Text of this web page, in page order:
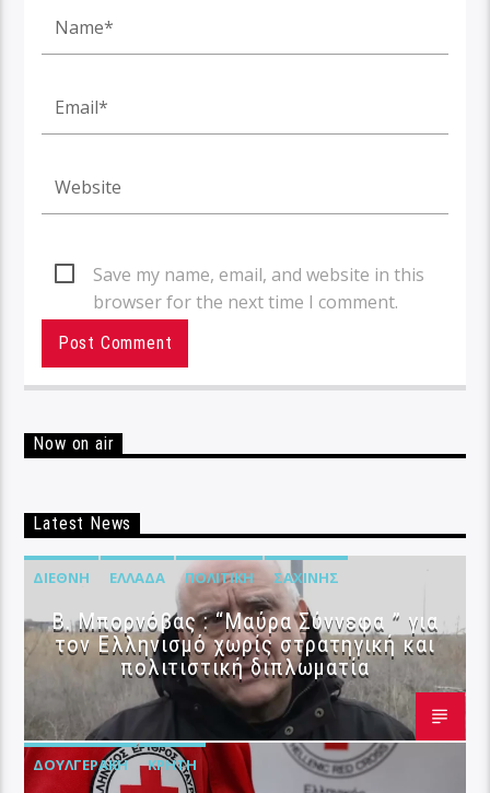
Save my name, email, and website in this
browser for the next time I comment.
Now on air
Latest News
ΔΙΕΘΝΉ ΕΛΛΆΔΑ ΠΟΛΙΤΙΚΉ ΣΑΧΊΝΗΣ
B. Μπορνόβας : “Μαύρα Σύννεφα ” για
τον Ελληνισμό χωρίς στρατηγική και
πολιτιστική διπλωματία
ΔΟΥΛΓΕΡΆΚΗ ΚΡΉΤΗ